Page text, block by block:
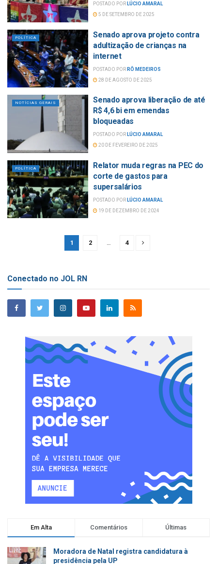
POSTADO POR LÚCIO AMARAL
5 DE SETEMBRO DE 2025
POLÍTICA
Senado aprova projeto contra
adultização de crianças na
internet
POSTADO POR RÔ MEDEIROS
28 DE AGOSTO DE 2025
NOTÍCIAS GERAIS
Senado aprova liberação de até
R$ 4,6 bi em emendas
bloqueadas
POSTADO POR LÚCIO AMARAL
20 DE FEVEREIRO DE 2025
POLÍTICA
Relator muda regras na PEC do
corte de gastos para
supersalários
POSTADO POR LÚCIO AMARAL
19 DE DEZEMBRO DE 2024
1 2 … 4
Conectado no JOL RN
Em Alta Comentários Últimas
Moradora de Natal registra candidatura à
presidência pela UP